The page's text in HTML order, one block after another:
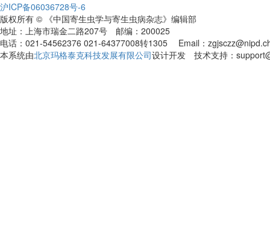
沪ICP备06036728号-6
版权所有 © 《中国寄生虫学与寄生虫病杂志》编辑部
地址：上海市瑞金二路207号 邮编：200025
电话：021-54562376 021-64377008转1305 Email：
本系统由北京玛格泰克科技发展有限公司设计开发 技术支持：